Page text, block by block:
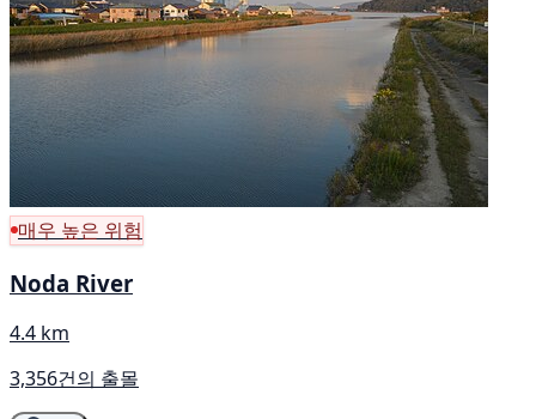
매우 높은 위험
Noda River
4.4 km
3,356건의 출몰